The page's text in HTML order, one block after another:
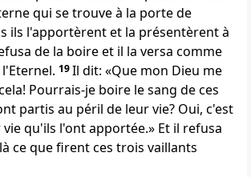
qui se trouve à la porte de
ils l'apportèrent et la présentèrent à
de la boire et il la versa comme
19Il dit: «Que mon Dieu me
Pourrais-je boire le sang de ces
partis au péril de leur vie? Oui, c'est
qu'ils l'ont apportée.» Et il refusa
ce que firent ces trois vaillants